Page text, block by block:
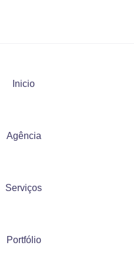
Inicio
Agência
Serviços
Portfólio